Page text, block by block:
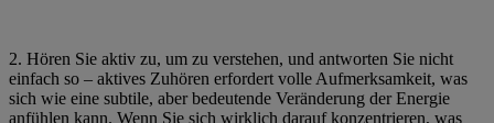
2. Hören Sie aktiv zu, um zu verstehen, und antworten Sie nicht
einfach so – aktives Zuhören erfordert volle Aufmerksamkeit, was
sich wie eine subtile, aber bedeutende Veränderung der Energie
anfühlen kann. Wenn Sie sich wirklich darauf konzentrieren, was